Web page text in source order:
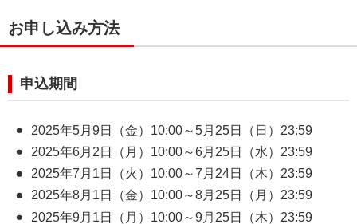
お申し込み方法
申込期間
2025年5月9日（金）10:00～5月25日（日）23:59
2025年6月2日（月）10:00～6月25日（水）23:59
2025年7月1日（火）10:00～7月24日（木）23:59
2025年8月1日（金）10:00～8月25日（月）23:59
2025年9月1日（月）10:00～9月25日（木）23:59